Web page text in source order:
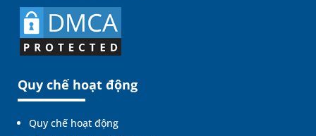
Quy chế hoạt động
Quy chế hoạt động